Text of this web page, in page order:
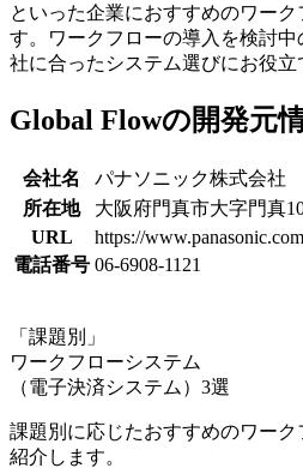
といった企業におすすめのワー
す。ワークフローの導入を検討
社に合ったシステム選びにお役立
Global Flowの開発元
会社名
パナソニック株式会社
所在地
大阪府門真市大字門真
URL
https://
電話番号 06-6908-1121
「課題別」
ワークフローシステム
（電子決済システム）3選
課題別に応じたおすすめのワー
紹介します。